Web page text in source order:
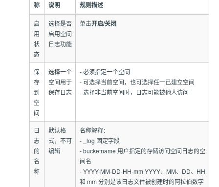
称
说明 规则描述
启
用
状
态
选择是否
启用空间
日志功能
单击开启/关闭
保
存
到
空
间
选择一个
空间用于
保存日志
- 必须指定一个空间
- 可选择当前空间，也可选择任一已建立空间
- 选择非当前空间时，日志可能被他人访问
日
志
的
名
称
默认格
式，不可
编辑
名称解释：
- _log 固定字段
- bucketname 用户指定的存储访问空间日志的空
间名
- YYYY-MM-DD-HH-mm YYYY、MM、DD、HH
和 mm 分别是该日志文件被创建时的阿拉伯数字